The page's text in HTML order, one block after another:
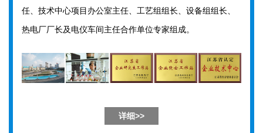
任、技术中心项目办公室主任、工艺组组长、设备组组长、
热电厂厂长及电仪车间主任合作单位专家组成。
详细>>